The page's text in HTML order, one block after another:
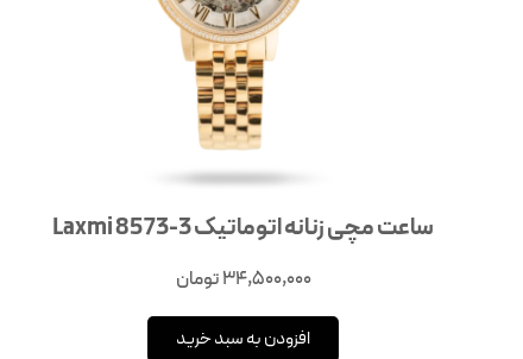
ساعت مچی زنانه اتوماتیک 3-8573 Laxmi
34,500,000تومان
افزودن به سبد خرید